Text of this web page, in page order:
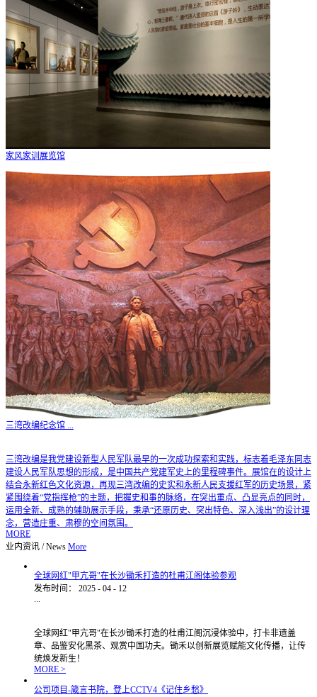
家风家训展览馆
三湾改编纪念馆 ...
三湾改编是我党建设新型人民军队最早的一次成功探索和实践，标志着毛泽东同志
建设人民军队思想的形成，是中国共产党建军史上的里程碑事件。展馆在的设计上
结合永新红色文化资源，再现三湾改编的史实和永新人民支援红军的历史场景，紧
紧围绕着“党指挥枪”的主题，把握史和事的脉络，在突出重点、凸显亮点的同时，
运用全新、成熟的辅助展示手段，秉承“还原历史、突出特色、深入浅出”的设计理
念，营造庄重、肃穆的空间氛围。
MORE
业内资讯 / News More
全球网红"甲亢哥"在长沙锄禾打造的杜甫江阁体验参观
发布时间：
2025 - 04 - 12
...
全球网红"甲亢哥"在长沙锄禾打造的杜甫江阁沉浸体验中，打卡非遗盖
章、品鉴安化黑茶、观赏中国功夫。锄禾以创新展览赋能文化传播，让传
统焕发新生！
MORE >
公司项目-箴言书院，登上CCTV4《记住乡愁》